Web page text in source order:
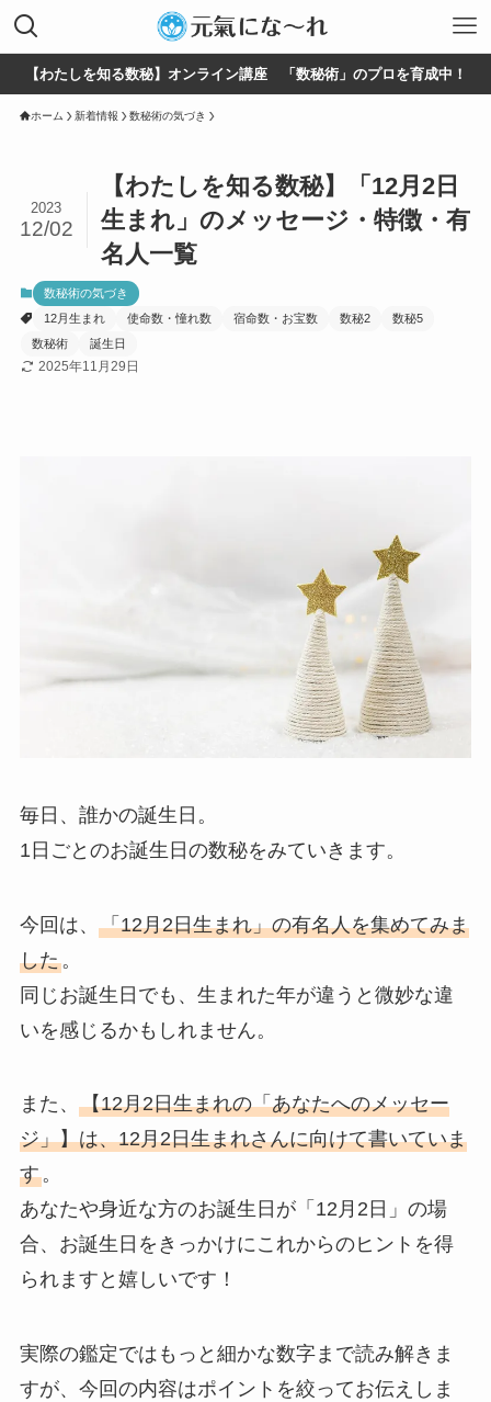
【わたしを知る数秘】オンライン講座 「数秘術」のプロを育成中！
ホーム 新着情報 数秘術の気づき
【わたしを知る数秘】「12月2日
生まれ」のメッセージ・特徴・有
名人一覧
2023
12/02
数秘術の気づき
12月生まれ
使命数・憧れ数 宿命数・お宝数 数秘2
数秘5
数秘術
誕生日
2025年11月29日
毎日、誰かの誕生日。
1日ごとのお誕生日の数秘をみていきます。
今回は、 「12月2日生まれ」の有名人を集めてみま
した。
同じお誕生日でも、生まれた年が違うと微妙な違
いを感じるかもしれません。
また、 【12月2日生まれの「あなたへのメッセー
ジ」】は、12月2日生まれさんに向けて書いていま
す。
あなたや身近な方のお誕生日が「12月2日」の場
合、お誕生日をきっかけにこれからのヒントを得
られますと嬉しいです！
実際の鑑定ではもっと細かな数字まで読み解きま
すが、今回の内容はポイントを絞ってお伝えしま